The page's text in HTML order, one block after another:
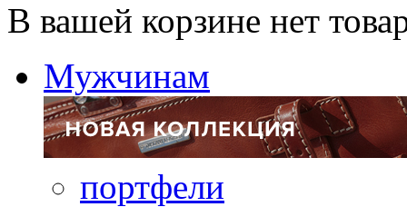
В вашей корзине нет
Мужчинам
портфели